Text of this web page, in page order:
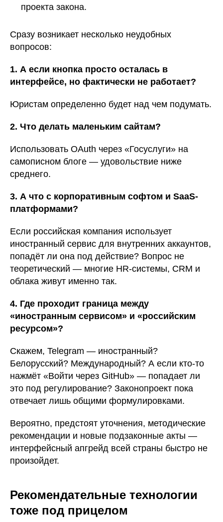
проекта закона.
Сразу возникает несколько неудобных
вопросов:
1. А если кнопка просто осталась в
интерфейсе, но фактически не работает?
Юристам определенно будет над чем подумать.
2. Что делать маленьким сайтам?
Использовать OAuth через «Госуслуги» на
самописном блоге — удовольствие ниже
среднего.
3. А что с корпоративным софтом и SaaS-
платформами?
Если российская компания использует
иностранный сервис для внутренних аккаунтов,
попадёт ли она под действие? Вопрос не
теоретический — многие HR-системы, CRM и
облака живут именно так.
4. Где проходит граница между
«иностранным сервисом» и «российским
ресурсом»?
Скажем, Telegram — иностранный?
Белорусский? Международный? А если кто-то
нажмёт «Войти через GitHub» — попадает ли
это под регулирование? Законопроект пока
отвечает лишь общими формулировками.
Вероятно, предстоят уточнения, методические
рекомендации и новые подзаконные акты —
интерфейсный апгрейд всей страны быстро не
произойдет.
Рекомендательные технологии
тоже под прицелом